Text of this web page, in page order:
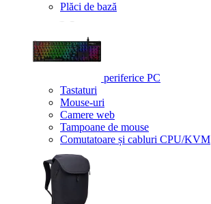
Plăci de bază
periferice PC
Tastaturi
Mouse-uri
Camere web
Tampoane de mouse
Comutatoare și cabluri CPU/KVM